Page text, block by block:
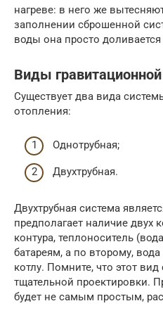
нагреве: в него же
заполнении сброшенной
воды она просто доливается
Виды
Существует два вида
отопления:
Однотрубная;
Двухтрубная.
Двухтрубная система
предполагает наличие двух
контура, теплоноситель
батареям, а по второму,
котлу. Помните, что этот
тщательной проектировки.
будет не самым простым,